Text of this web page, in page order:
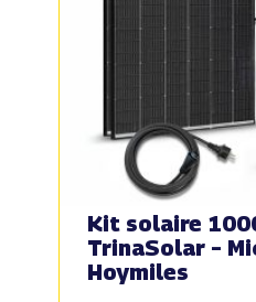
Kit solaire
TrinaSolar –
Hoymiles